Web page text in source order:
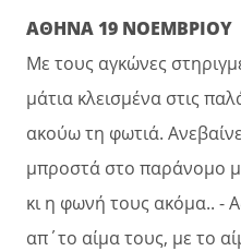
ΑΘΗΝΑ 19 ΝΟΕΜΒΡΙΟΥ
Με τους αγκώνες
μάτια κλεισμένα στις
ακούω τη φωτιά.
μπροστά στο παράνομο
κι η φωνή τους ακόμα.. -
απ΄το αίμα τους, με το